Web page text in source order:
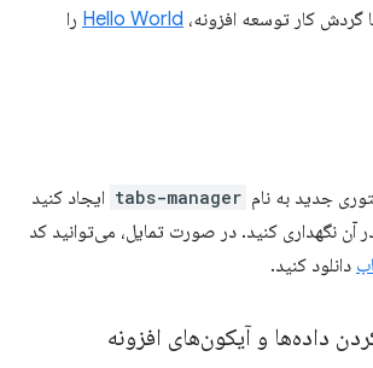
گردش کار توسعه افزونه، Hello World را
جدید به نام tabs-manager ایجاد کنید
آن نگهداری کنید. در صورت تمایل، می‌توانید کد
دانلود کنید.